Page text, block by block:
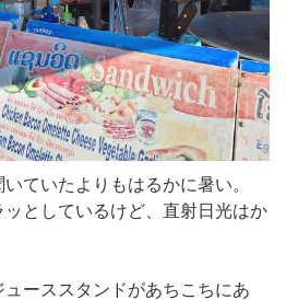
ていたよりもはるかに暑い。
としているけど、直射日光はか
ーススタンドがあちこちにあ